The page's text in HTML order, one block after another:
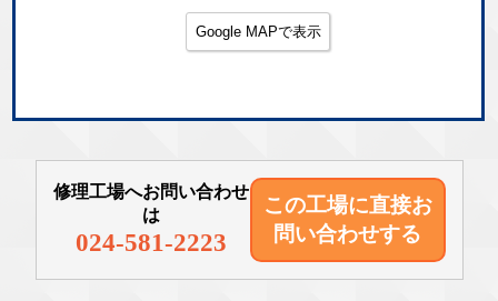
Google MAPで表示
修理工場へお問い合わせ
は
024-581-2223
この工場に直接お
問い合わせする